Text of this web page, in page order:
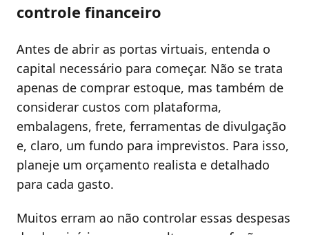
controle financeiro
Antes de abrir as portas virtuais, entenda o
capital necessário para começar. Não se trata
apenas de comprar estoque, mas também de
considerar custos com plataforma,
embalagens, frete, ferramentas de divulgação
e, claro, um fundo para imprevistos. Para isso,
planeje um orçamento realista e detalhado
para cada gasto.
Muitos erram ao não controlar essas despesas